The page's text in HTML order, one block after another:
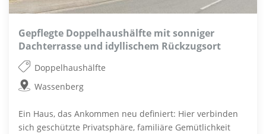
Gepflegte Doppelhaushälfte mit sonniger
Dachterrasse und idyllischem Rückzugsort
Doppelhaushälfte
Wassenberg
Ein Haus, das Ankommen neu definiert: Hier verbinden
sich geschützte Privatsphäre, familiäre Gemütlichkeit